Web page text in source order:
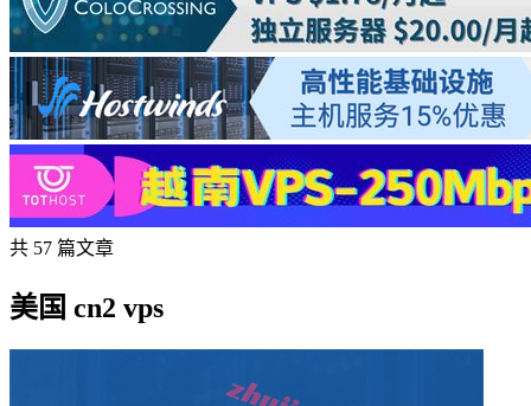
共 57 篇文章
美国 cn2 vps